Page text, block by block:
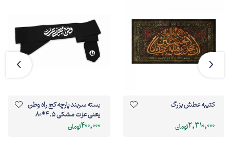
کتیبه عطش بزرگ
2,310,000تومان
بسته سربند پارچه کج راه وطن
یعنی عزت مشکی 4.5*80
400,000تومان